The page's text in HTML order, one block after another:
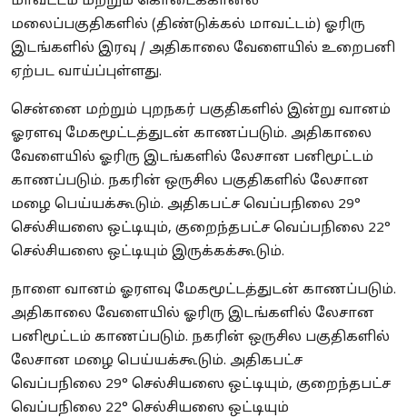
மலைப்பகுதிகளில் (திண்டுக்கல் மாவட்டம்) ஓரிரு
இடங்களில் இரவு / அதிகாலை வேளையில் உறைபனி
ஏற்பட வாய்ப்புள்ளது.
சென்னை மற்றும் புறநகர் பகுதிகளில் இன்று வானம்
ஓரளவு மேகமூட்டத்துடன் காணப்படும். அதிகாலை
வேளையில் ஓரிரு இடங்களில் லேசான பனிமூட்டம்
காணப்படும். நகரின் ஒருசில பகுதிகளில் லேசான
மழை பெய்யக்கூடும். அதிகபட்ச வெப்பநிலை 29°
செல்சியஸை ஒட்டியும், குறைந்தபட்ச வெப்பநிலை 22°
செல்சியஸை ஒட்டியும் இருக்கக்கூடும்.
நாளை வானம் ஓரளவு மேகமூட்டத்துடன் காணப்படும்.
அதிகாலை வேளையில் ஓரிரு இடங்களில் லேசான
பனிமூட்டம் காணப்படும். நகரின் ஒருசில பகுதிகளில்
லேசான மழை பெய்யக்கூடும். அதிகபட்ச
வெப்பநிலை 29° செல்சியஸை ஒட்டியும், குறைந்தபட்ச
வெப்பநிலை 22° செல்சியஸை ஒட்டியும்